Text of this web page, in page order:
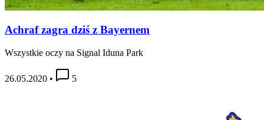
Achraf zagra dziś z Bayernem
Wszystkie oczy na Signal Iduna Park
26.05.2020 • 5